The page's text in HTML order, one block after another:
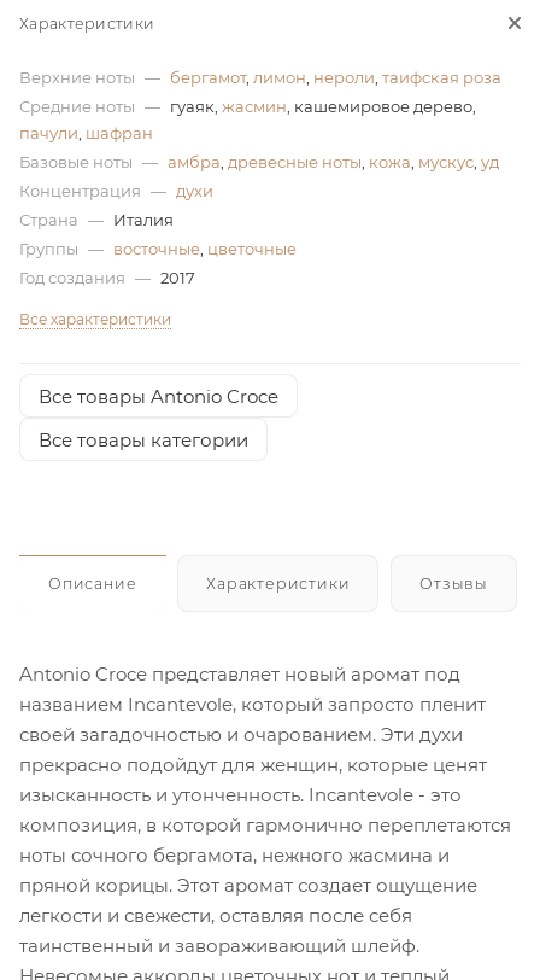
Характеристики
Верхние ноты — бергамот, лимон нероли таифская роза
Средние ноты — гуаяк, жасмин , кашемировое дерево,
пачули шафран
Базовые ноты — амбра древесные ноты кожа мускус уд
Концентрация — духи
Страна — Италия
Группы — восточные цветочные
Год создания — 2017
Все характеристики
Все товары Antonio Croce
Все товары категории
Описание Характеристики Отзывы
Antonio Croce представляет новый аромат под
названием Incantevole, который запросто пленит
своей загадочностью и очарованием. Эти духи
прекрасно подойдут для женщин, которые ценят
изысканность и утонченность. Incantevole - это
композиция, в которой гармонично переплетаются
ноты сочного бергамота, нежного жасмина и
пряной корицы. Этот аромат создает ощущение
легкости и свежести, оставляя после себя
таинственный и завораживающий шлейф.